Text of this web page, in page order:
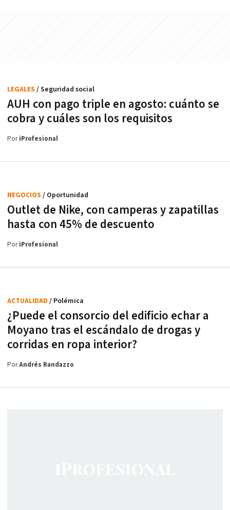
AUH con pago triple en agosto: cuánto se
cobra y cuáles son los requisitos
LEGALES / Seguridad social
PoriProfesional
Outlet de Nike, con camperas y zapatillas
hasta con 45% de descuento
NEGOCIOS / Oportunidad
PoriProfesional
¿Puede el consorcio del edificio echar a
Moyano tras el escándalo de drogas y
corridas en ropa interior?
ACTUALIDAD / Polémica
PorAndrés Randazzo